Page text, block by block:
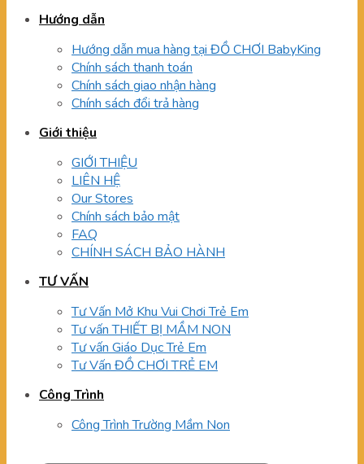
Hướng dẫn
Hướng dẫn mua hàng tại ĐỒ CHƠI BabyKing
Chính sách thanh toán
Chính sách giao nhận hàng
Chính sách đổi trả hàng
Giới thiệu
GIỚI THIỆU
LIÊN HỆ
Our Stores
Chính sách bảo mật
FAQ
CHÍNH SÁCH BẢO HÀNH
TƯ VẤN
Tư Vấn Mở Khu Vui Chơi Trẻ Em
Tư vấn THIẾT BỊ MẦM NON
Tư vấn Giáo Dục Trẻ Em
Tư Vấn ĐỒ CHƠI TRẺ EM
Công Trình
Công Trình Trường Mầm Non